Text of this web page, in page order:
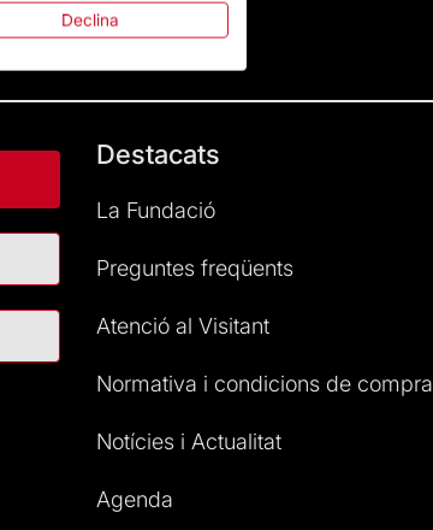
Destacats
La Fundació
Preguntes freqüents
Atenció al Visitant
Normativa i condicions de compra
Notícies i Actualitat
Agenda
Declina